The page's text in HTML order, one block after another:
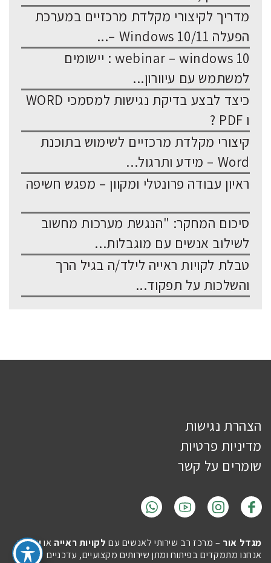
מדריך לקיצורי מקלדת מרכזיים במערכת
הפעלה Windows 10/11 –...
webinar – windows 10 : יישומים
למשתמש עם עיוורון...
כיצד לבצע בדיקת נגישות למסמכי WORD
ו PDF ?
קיצורי מקלדת מרכזיים לשימוש בתוכנת
Word – מידע ותרגול...
ראיון עבודה פרונטלי ומקוון – מפגש חשיפה
סיכום המחקר: "הנגשת מערכות מחשוב
לשילוב אנשים עם מוגבלות...
טבלת לקויות ראייה לילד/ה בגיל הרך
והשלכות על תפקוד...
הצהרת נגישות
מדיניות פרטיות
שומרים על קשר
מגדל אור – מרכז רב שירותי לאנשים עם לקויות ראייה אועיוורון.
אנחנו מתמקדים בפיתוח ומתן שירותים מקצועיים, עדכניים